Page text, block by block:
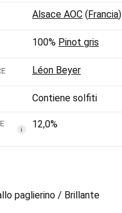
Alsace AOC (Francia)
100% Pinot gris
Léon Beyer
Contiene solfiti
i 12,0%
paglierino / Brillante